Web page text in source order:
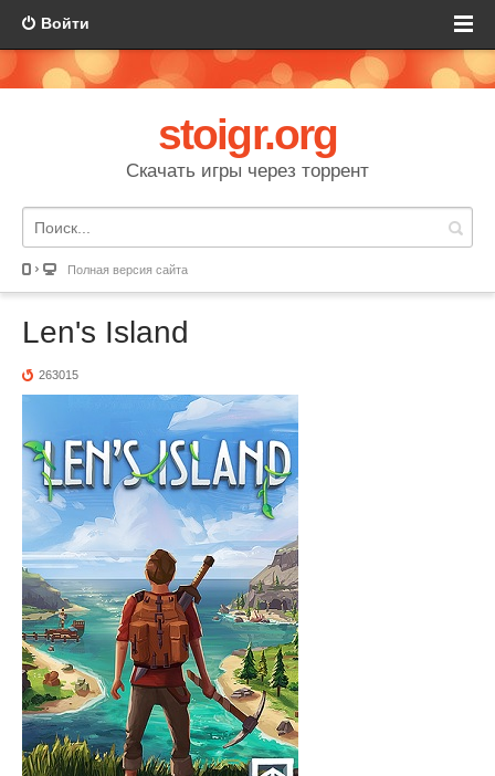
Войти
stoigr.org
Скачать игры через торрент
Полная версия сайта
Len's Island
263015